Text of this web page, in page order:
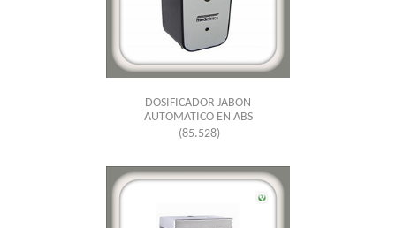
DOSIFICADOR JABON
AUTOMATICO EN ABS
(85.528)